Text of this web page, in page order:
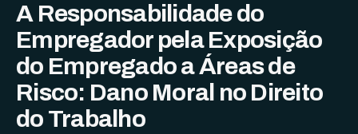
A Responsabilidade do
Empregador pela Exposição
do Empregado a Áreas de
Risco: Dano Moral no Direito
do Trabalho